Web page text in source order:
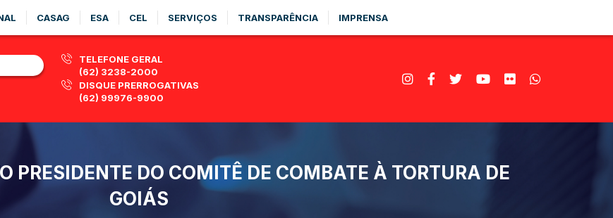
CASAG ESA CEL SERVIÇOS TRANSPARÊNCIA IMPRENSA
TELEFONE GERAL
(62) 3238-2000
DISQUE PRERROGATIVAS
(62) 99976-9900
PRESIDENTE DO COMITÊ DE COMBATE À TORTURA DE
GOIÁS